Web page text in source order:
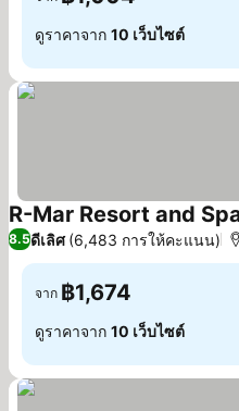
ดูราคาจาก 10 เว็บไซต์
R-Mar Resort and
8.5ดีเลิศ (6,483 การให้คะแนน)
จาก ฿1,674
ดูราคาจาก 10 เว็บไซต์